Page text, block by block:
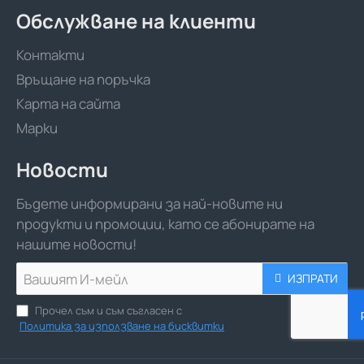
Обслужване на клиенти
Контакти
Връщане на поръчка
Карта на сайта
Марки
Новости
Бъдете информирани за най-новите ни
продукти и промоции, като се абонирате на
нашите новости!
И-
мейл
ИЗПРАТИ
Прочел съм и съм съгласен с
Политика за използване на бисквитки